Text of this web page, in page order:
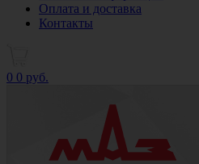
Оплата и доставка
Контакты
0 0 руб.